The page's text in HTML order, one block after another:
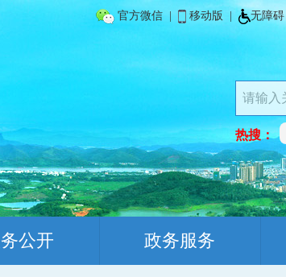
官方微信 移动版 无障碍
热搜：
公开 政务服务